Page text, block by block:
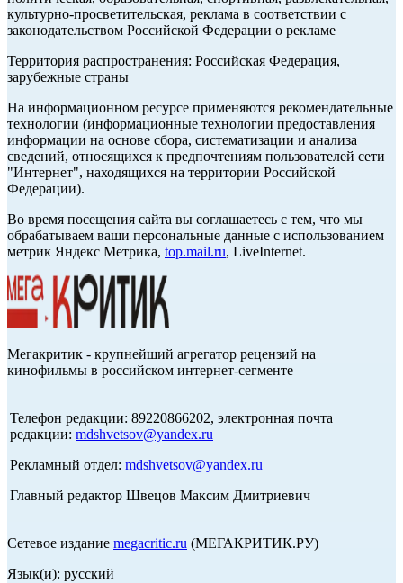
культурно-просветительская, реклама в соответствии с
законодательством Российской Федерации о рекламе
Территория распространения: Российская Федерация,
зарубежные страны
На информационном ресурсе применяются рекомендательные
технологии (информационные технологии предоставления
информации на основе сбора, систематизации и анализа
сведений, относящихся к предпочтениям пользователей сети
"Интернет", находящихся на территории Российской
Федерации).
Во время посещения сайта вы соглашаетесь с тем, что мы
обрабатываем ваши персональные данные с использованием
метрик Яндекс Метрика, top.mail.ru, LiveInternet.
Мегакритик - крупнейший агрегатор рецензий на
кинофильмы в российском интернет-сегменте
Телефон редакции: 89220866202, электронная почта
редакции: mdshvetsov@yandex.ru
Рекламный отдел: mdshvetsov@yandex.ru
Главный редактор Швецов Максим Дмитриевич
Сетевое издание megacritic.ru (МЕГАКРИТИК.РУ)
Язык(и): русский